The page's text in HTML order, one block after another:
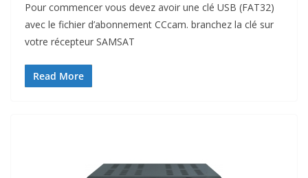
Pour commencer vous devez avoir une clé USB (FAT32)
avec le fichier d’abonnement CCcam. branchez la clé sur
votre récepteur SAMSAT
Read More